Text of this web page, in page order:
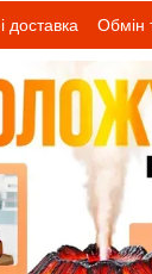
доставка Обмін
(оферта)